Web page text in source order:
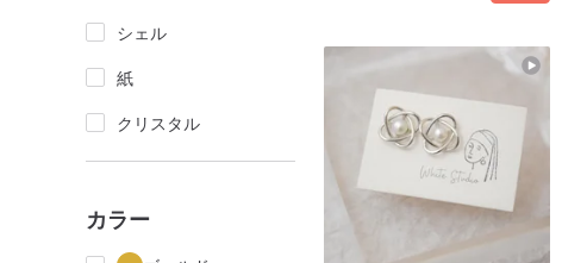
シェル
紙
クリスタル
カラー